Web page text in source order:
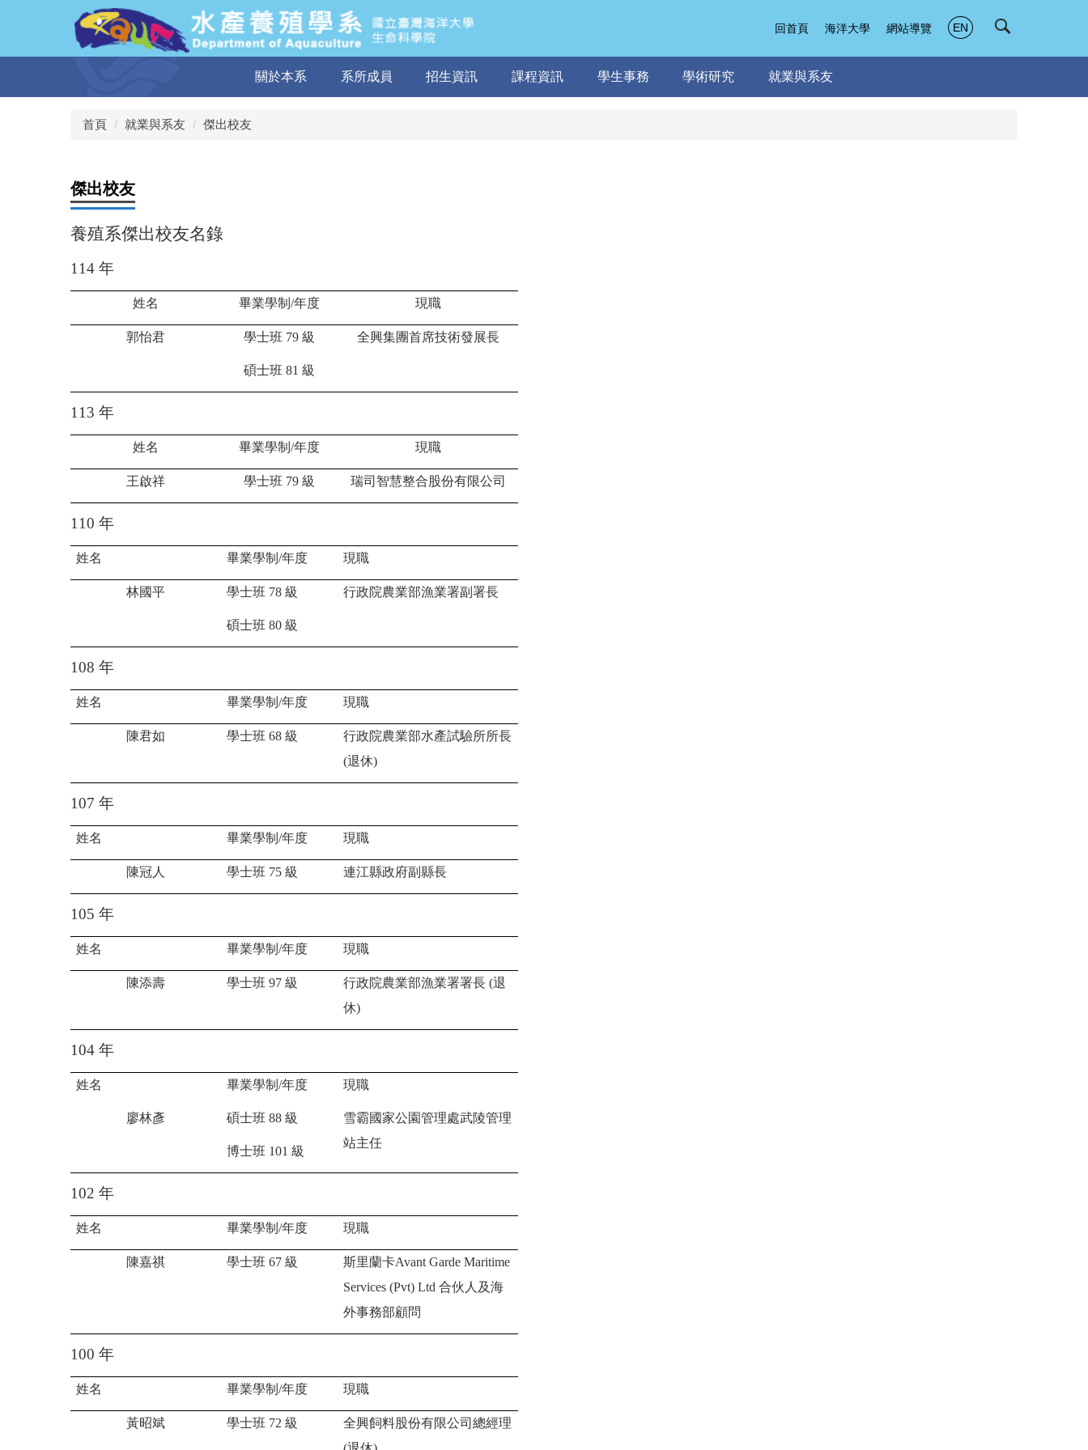
容
關於本系 系所成員 招生資訊 課程資訊 學生事務 學術研究 就業與系友
回首頁 海洋大學 網站導覽 EN
首頁 就業與系友 傑出校友
傑出校友
養殖系傑出校友名錄
114 年
姓名 畢業學制 /年度 現職
郭怡君 學士班 79 級
碩士班 81 級
全興集團首席技術發展長
113 年
姓名 畢業學制 /年度 現職
王啟祥 學士班 79 級 瑞司智慧整合股份有限公司
110 年
姓名 畢業學制 /年度 現職
林國平 學士班 78 級
碩士班 80 級
行政院農業部漁業署副署長
108 年
姓名 畢業學制 /年度 現職
陳君如 學士班 68 級
行政院農業部水產試驗所所長
(退休)
107 年
姓名 畢業學制 /年度 現職
陳冠人 學士班 75 級 連江縣政府副縣長
105 年
姓名 畢業學制 /年度 現職
陳添壽 學士班 97 級 行政院農業部漁業署署長 (退
休)
104 年
姓名 畢業學制 /年度 現職
廖林彥 碩士班 88 級
博士班 101 級
雪霸國家公園管理處武陵管理
站主任
102 年
姓名 畢業學制 /年度 現職
陳嘉祺 學士班 67 級 斯里蘭卡Avant Garde Maritime
Services (Pvt) Ltd 合伙人及海
外事務部顧問
100 年
姓名 畢業學制 /年度 現職
黃昭斌 學士班 72 級 全興飼料股份有限公司 總經理